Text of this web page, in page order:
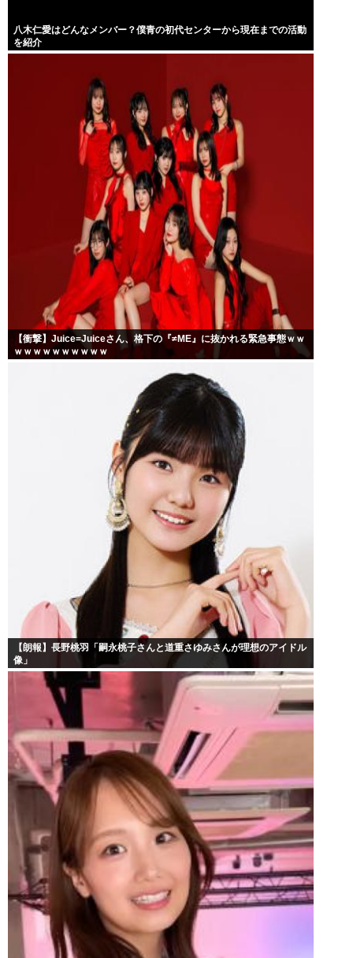
八木仁愛はどんなメンバー？僕青の初代センターから現在までの活動
を紹介
【衝撃】Juice=Juiceさん、格下の『≠ME』に抜かれる緊急事態ｗｗ
ｗｗｗｗｗｗｗｗｗｗ
【朗報】長野桃羽「嗣永桃子さんと道重さゆみさんが理想のアイドル
像」